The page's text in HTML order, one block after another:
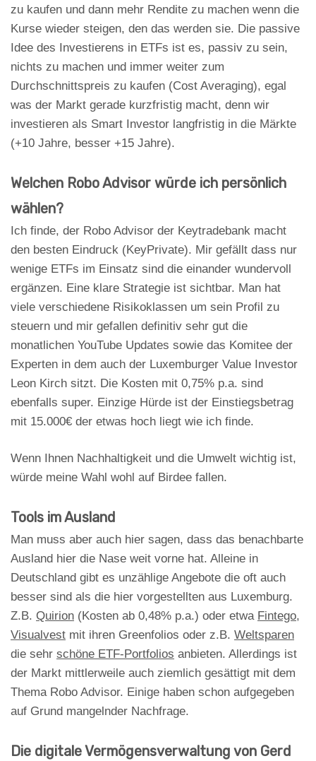
zu kaufen und dann mehr Rendite zu machen wenn die
Kurse wieder steigen, den das werden sie. Die passive
Idee des Investierens in ETFs ist es, passiv zu sein,
nichts zu machen und immer weiter zum
Durchschnittspreis zu kaufen (Cost Averaging), egal
was der Markt gerade kurzfristig macht, denn wir
investieren als Smart Investor langfristig in die Märkte
(+10 Jahre, besser +15 Jahre).
Welchen Robo Advisor würde ich persönlich
wählen?
Ich finde, der Robo Advisor der Keytradebank macht
den besten Eindruck (KeyPrivate). Mir gefällt dass nur
wenige ETFs im Einsatz sind die einander wundervoll
ergänzen. Eine klare Strategie ist sichtbar. Man hat
viele verschiedene Risikoklassen um sein Profil zu
steuern und mir gefallen definitiv sehr gut die
monatlichen YouTube Updates sowie das Komitee der
Experten in dem auch der Luxemburger Value Investor
Leon Kirch sitzt. Die Kosten mit 0,75% p.a. sind
ebenfalls super. Einzige Hürde ist der Einstiegsbetrag
mit 15.000€ der etwas hoch liegt wie ich finde.
Wenn Ihnen Nachhaltigkeit und die Umwelt wichtig ist,
würde meine Wahl wohl auf Birdee fallen.
Tools im Ausland
Man muss aber auch hier sagen, dass das benachbarte
Ausland hier die Nase weit vorne hat. Alleine in
Deutschland gibt es unzählige Angebote die oft auch
besser sind als die hier vorgestellten aus Luxemburg.
Z.B. Quirion (Kosten ab 0,48% p.a.) oder etwa Fintego,
Visualvest mit ihren Greenfolios oder z.B. Weltsparen
die sehr schöne ETF-Portfolios anbieten. Allerdings ist
der Markt mittlerweile auch ziemlich gesättigt mit dem
Thema Robo Advisor. Einige haben schon aufgegeben
auf Grund mangelnder Nachfrage.
Die digitale Vermögensverwaltung von Gerd